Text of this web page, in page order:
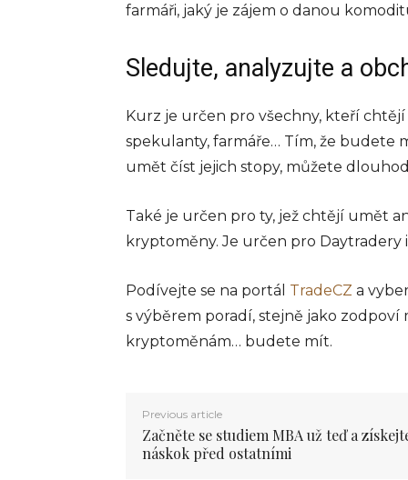
BYZNYS
používat
terminály
nedílnou součástí
obchodního prostředí a
základním nástrojem pro
restauracích a dalších
po celém světě....
farmáři, jaký je zájem o danou
Sledujte, analyzujte a
Kurz je určen pro všechny, kteří
spekulanty, farmáře… Tím, že budete
umět číst jejich stopy, můžete
Také je určen pro ty, jež chtějí umět
kryptoměny. Je určen pro Daytradery
Podívejte se na portál TradeCZ a
s výběrem poradí, stejně jako
kryptoměnám… budete mít.
Previous article
Začněte se studiem MBA už teď a
náskok před ostatními